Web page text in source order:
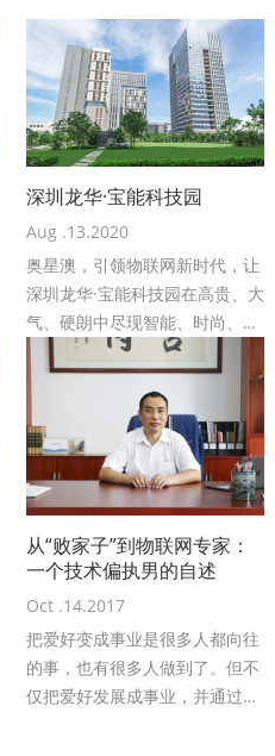
深圳龙华·宝能科技园
Aug .13.2020
奥星澳，引领物联网新时代，让
深圳龙华·宝能科技园在高贵、大
气、硬朗中尽现智能、时尚、环
保。奥星澳智能开关，开启智慧
新生活，值得您拥有！
——奥星澳：吴先生
从“败家子”到物联网专家：
一个技术偏执男的自述
Oct .14.2017
把爱好变成事业是很多人都向往
的事，也有很多人做到了。但不
仅把爱好发展成事业，并通过事